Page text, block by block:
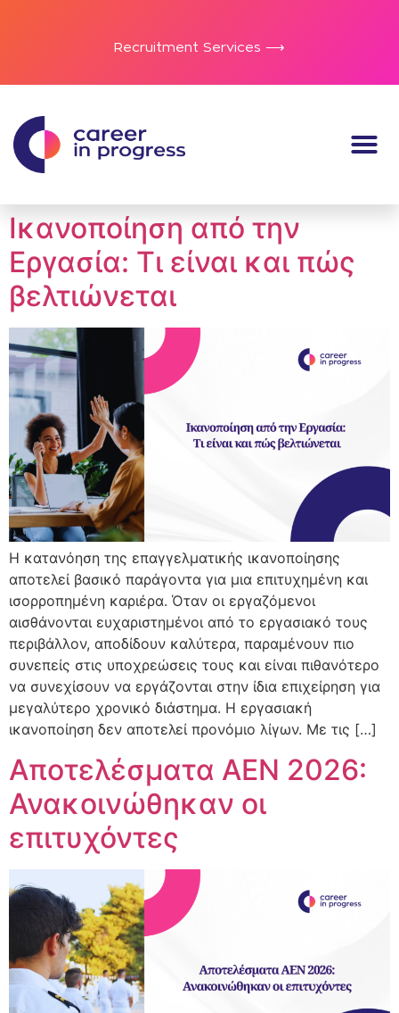
Recruitment Services ⟶
Ικανοποίηση από την
Εργασία: Τι είναι και πώς
βελτιώνεται
Η κατανόηση της επαγγελματικής ικανοποίησης
αποτελεί βασικό παράγοντα για μια επιτυχημένη και
ισορροπημένη καριέρα. Όταν οι εργαζόμενοι
αισθάνονται ευχαριστημένοι από το εργασιακό τους
περιβάλλον, αποδίδουν καλύτερα, παραμένουν πιο
συνεπείς στις υποχρεώσεις τους και είναι πιθανότερο
να συνεχίσουν να εργάζονται στην ίδια επιχείρηση για
μεγαλύτερο χρονικό διάστημα. Η εργασιακή
ικανοποίηση δεν αποτελεί προνόμιο λίγων. Με τις […]
Αποτελέσματα ΑΕΝ 2026:
Ανακοινώθηκαν οι
επιτυχόντες